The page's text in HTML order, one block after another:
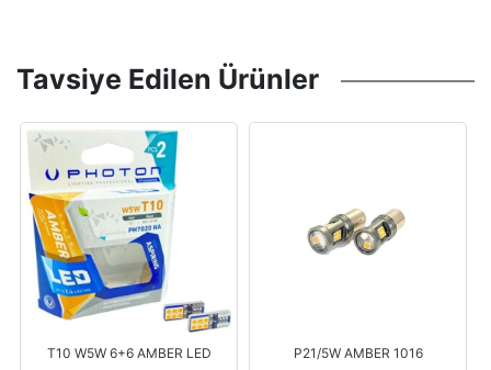
Tavsiye Edilen Ürünler
T10 W5W 6+6 AMBER LED P21/5W AMBER 1016